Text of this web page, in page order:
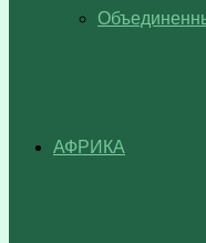
АФРИКА